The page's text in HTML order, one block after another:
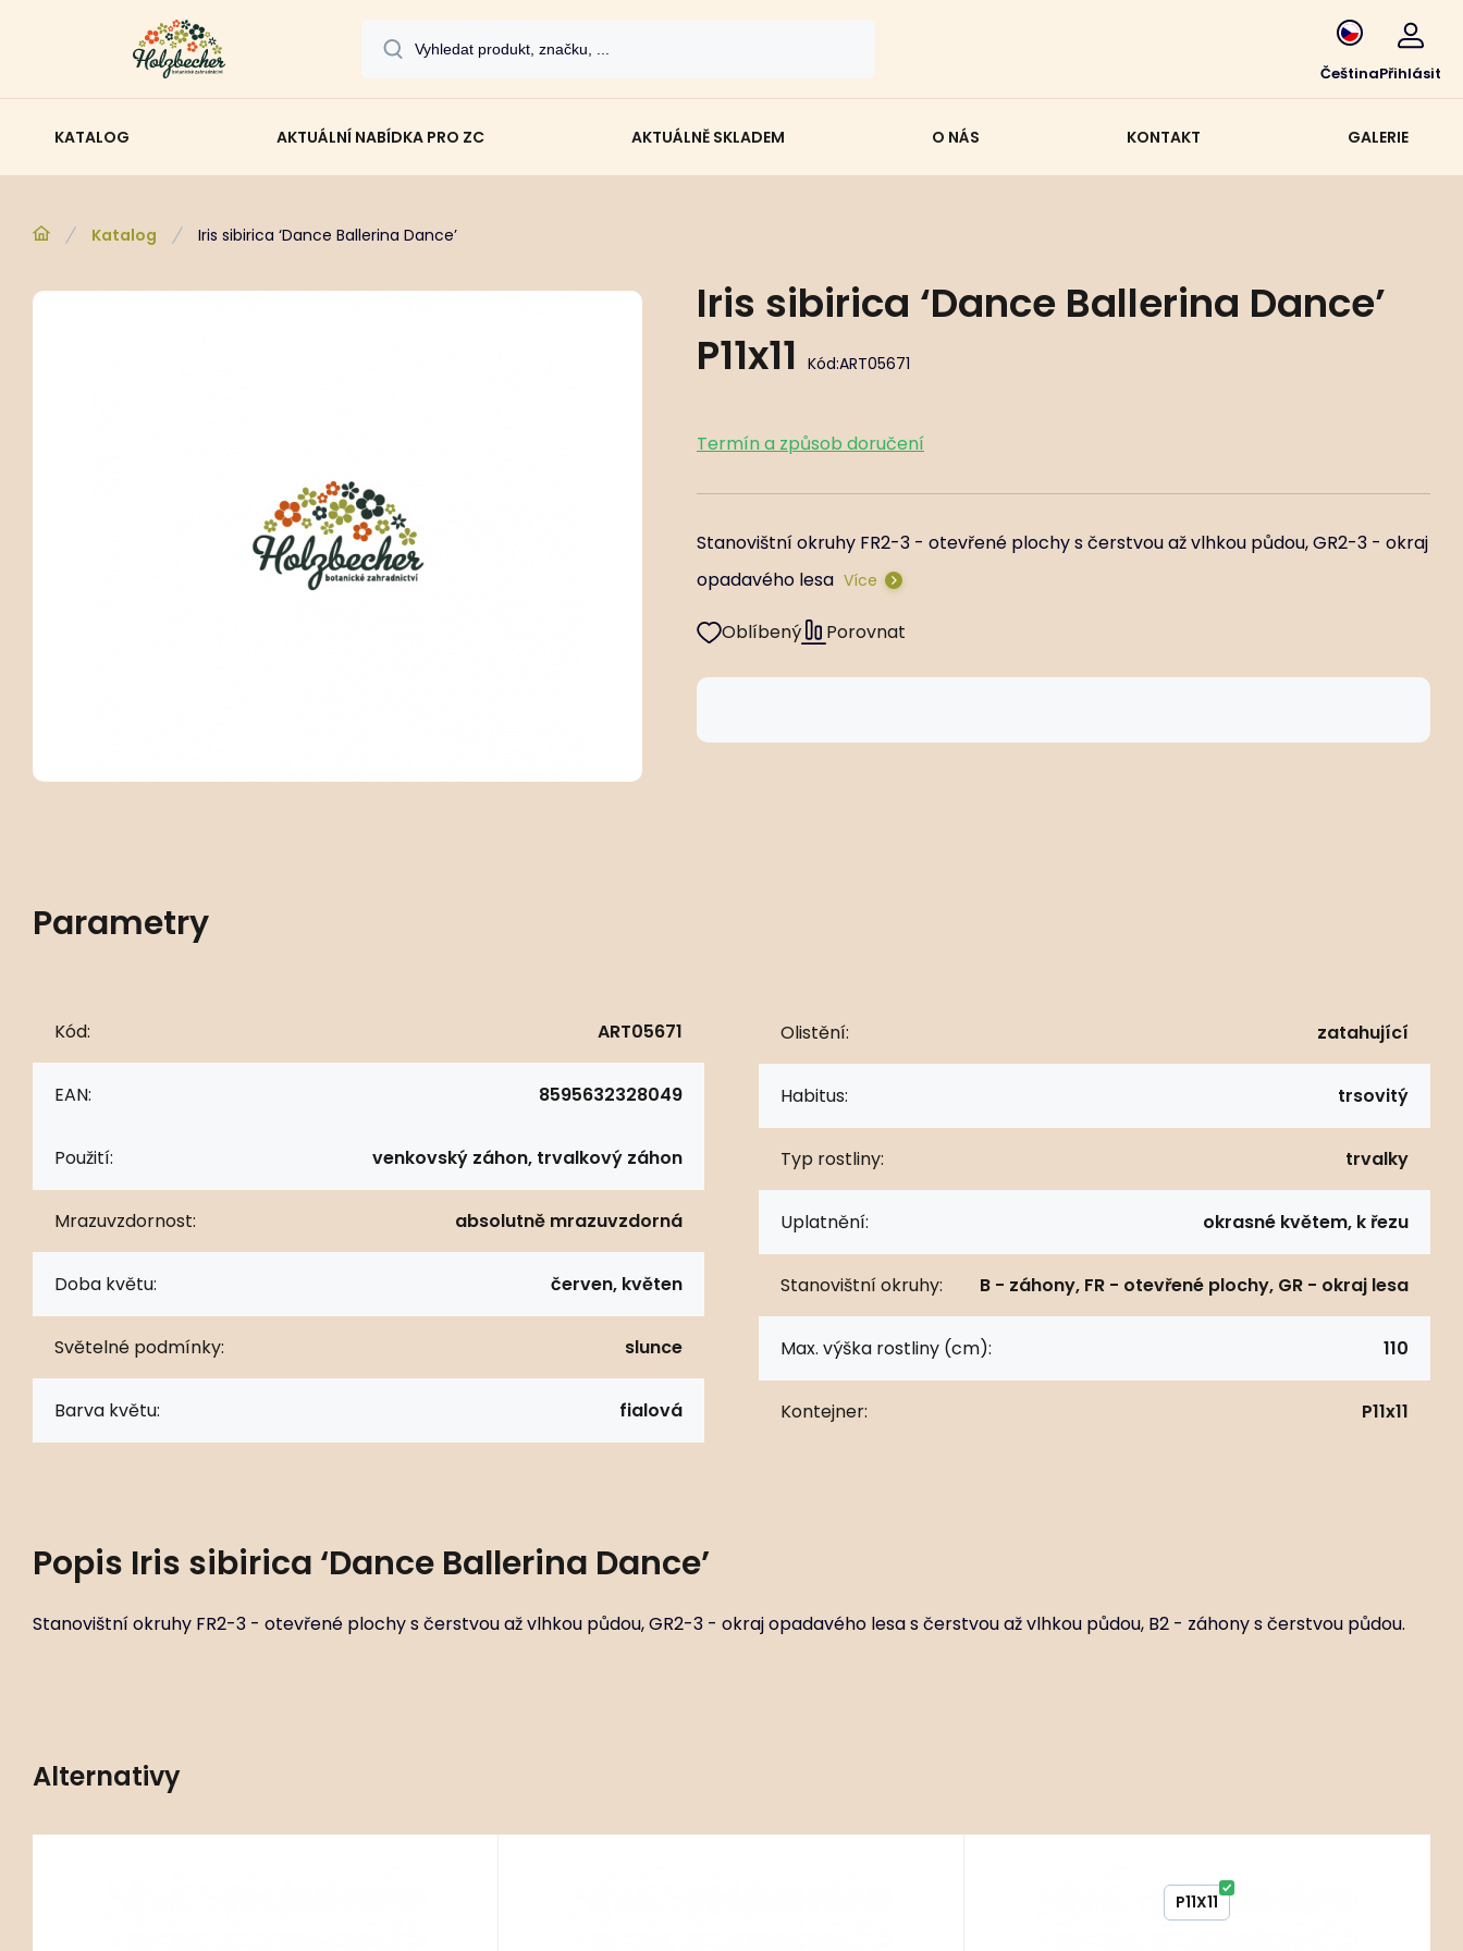
ČeštinaPřihlásit
KATALOG AKTUÁLNÍ NABÍDKA PRO ZC AKTUÁLNĚ SKLADEM O NÁS KONTAKT GALERIE
Katalog Iris sibirica ‘Dance Ballerina Dance’
Iris sibirica ‘Dance Ballerina Dance’
P11x11 Kód:ART05671
Termín a způsob doručení
Stanovištní okruhy FR2-3 - otevřené plochy s čerstvou až vlhkou půdou, GR2-3 - okraj
opadavého lesa Více
Oblíbený Porovnat
Parametry
Kód: ART05671
EAN: 8595632328049
Použití: venkovský záhon, trvalkový záhon
Mrazuvzdornost: absolutně mrazuvzdorná
Doba květu: červen, květen
Světelné podmínky: slunce
Barva květu: fialová
Olistění: zatahující
Habitus: trsovitý
Typ rostliny: trvalky
Uplatnění: okrasné květem, k řezu
Stanovištní okruhy: B - záhony, FR - otevřené plochy, GR - okraj lesa
Max. výška rostliny (cm): 110
Kontejner: P11x11
Popis Iris sibirica ‘Dance Ballerina Dance’
Stanovištní okruhy FR2-3 - otevřené plochy s čerstvou až vlhkou půdou, GR2-3 - okraj opadavého lesa s čerstvou až vlhkou půdou, B2 - záhony s čerstvou půdou.
Alternativy
Iris sibirica ‘Perry's Blue’
Kód:ART01645
P11X11
Stanovištní okruhy FR2-3 - otevřené plochy s